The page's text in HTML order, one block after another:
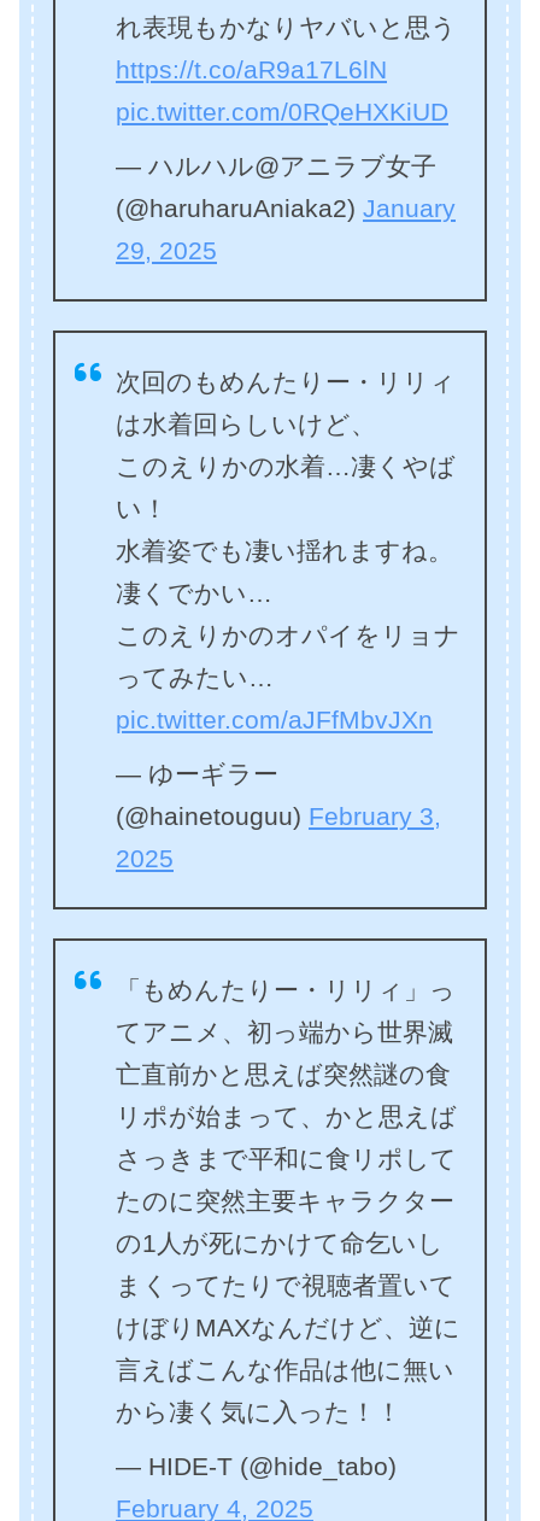
れ表現もかなりヤバいと思う
https://t.co/aR9a17L6lN
pic.twitter.com/0RQeHXKiUD
— ハルハル@アニラブ女子
(@haruharuAniaka2) January
29, 2025
次回のもめんたりー・リリィ
は水着回らしいけど、
このえりかの水着…凄くやば
い！
水着姿でも凄い揺れますね。
凄くでかい…
このえりかのオパイをリョナ
ってみたい…
pic.twitter.com/aJFfMbvJXn
— ゆーギラー
(@hainetouguu) February 3,
2025
「もめんたりー・リリィ」っ
てアニメ、初っ端から世界滅
亡直前かと思えば突然謎の食
リポが始まって、かと思えば
さっきまで平和に食リポして
たのに突然主要キャラクター
の1人が死にかけて命乞いし
まくってたりで視聴者置いて
けぼりMAXなんだけど、逆に
言えばこんな作品は他に無い
から凄く気に入った！！
— HIDE-T (@hide_tabo)
February 4, 2025